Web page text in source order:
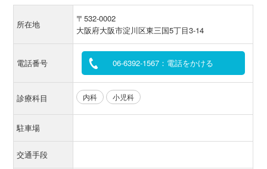
所在地
〒532-0002
大阪府大阪市淀川区東三国5丁目3-14
電話番号 06-6392-1567：電話をかける
診療科目 内科 小児科
駐車場
交通手段